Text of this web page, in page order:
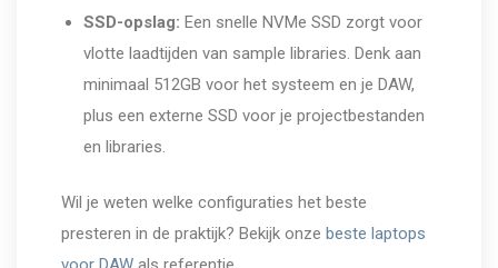
SSD-opslag: Een snelle NVMe SSD zorgt voor
vlotte laadtijden van sample libraries. Denk aan
minimaal 512GB voor het systeem en je DAW,
plus een externe SSD voor je projectbestanden
en libraries.
Wil je weten welke configuraties het beste
presteren in de praktijk? Bekijk onze beste laptops